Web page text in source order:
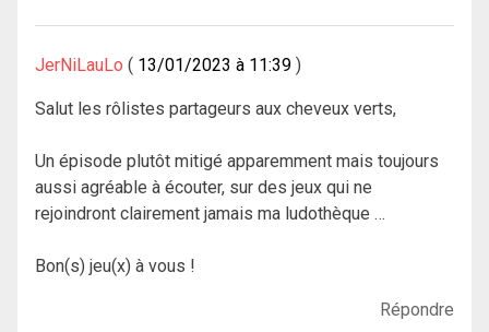
JerNiLauLo 13/01/2023 à 11:39
Salut les rôlistes partageurs aux cheveux verts,
Un épisode plutôt mitigé apparemment mais toujours
aussi agréable à écouter, sur des jeux qui ne
rejoindront clairement jamais ma ludothèque …
Bon(s) jeu(x) à vous !
Répondre